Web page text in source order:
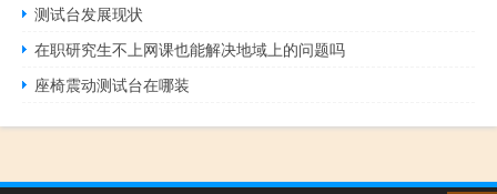
测试台发展现状
在职研究生不上网课也能解决地域上的问题吗
座椅震动测试台在哪装